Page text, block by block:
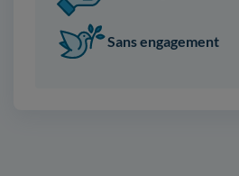
Sans engagement